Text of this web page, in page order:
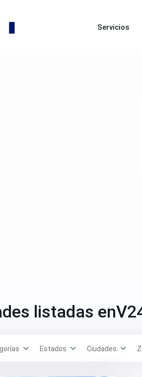
Servicios
listadas
Estados Ciudades